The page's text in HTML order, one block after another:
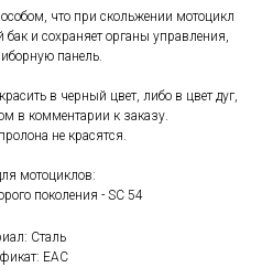
что при скольжении мотоцикл
и сохраняет органы управления,
панель.
в черный цвет, либо в цвет дуг,
в комментарии к заказу.
не красятся.
мотоциклов:
поколения - SC 54
Сталь
EAC